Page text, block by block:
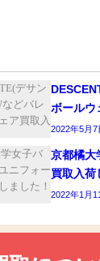
ボールウ
2022年5月7
京都橘大
買取入荷
2022年1月